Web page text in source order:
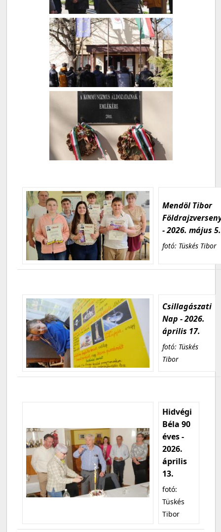
Mendöl Tibor
- 2026. május 5.
fotó: Tüskés Tibor
Csillagászati
Nap - 2026.
április 17.
fotó: Tüskés
Tibor
Hidvégi
Béla 90
éves -
2026.
április
13.
fotó:
Tüskés
Tibor